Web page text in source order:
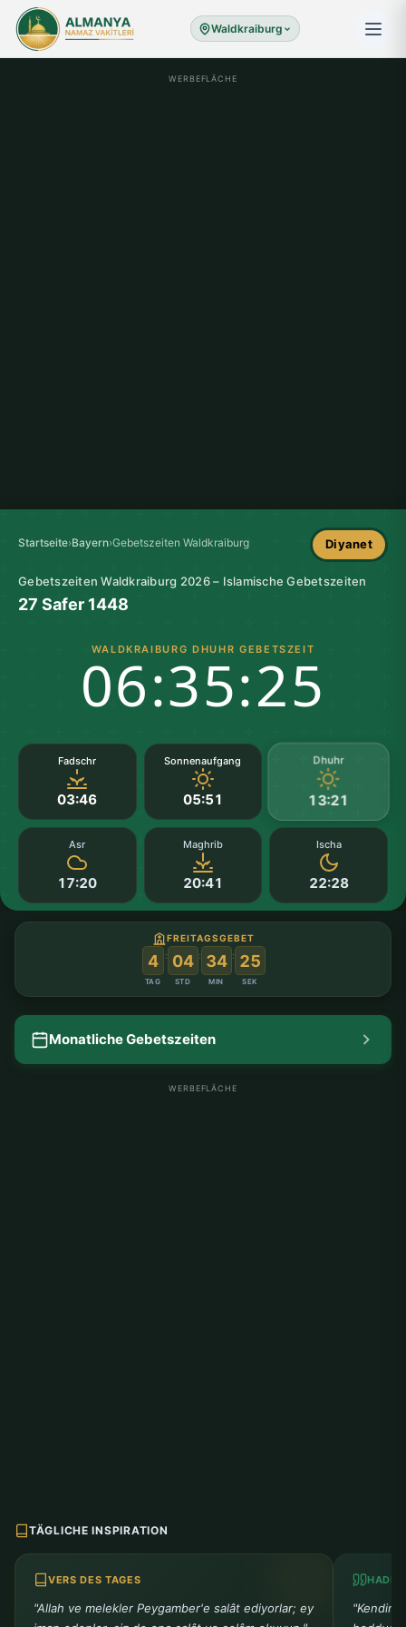
Waldkraiburg
WERBEFLÄCHE
Startseite›Bayern›Gebetszeiten Waldkraiburg Diyanet
Gebetszeiten Waldkraiburg 2026 – Islamische Gebetszeiten
27 Safer 1448
WALDKRAIBURG DHUHR GEBETSZEIT
06:35:25
Fadschr
03:46
Sonnenaufgang
05:51
Dhuhr
13:21
Asr
17:20
Maghrib
20:41
Ischa
22:28
FREITAGSGEBET
4
TAG
: 04
STD
: 34
MIN
: 25
SEK
Monatliche Gebetszeiten
WERBEFLÄCHE
TÄGLICHE INSPIRATION
VERS DES TAGES
"Allah ve melekler Peygamber'e salât ediyorlar; ey